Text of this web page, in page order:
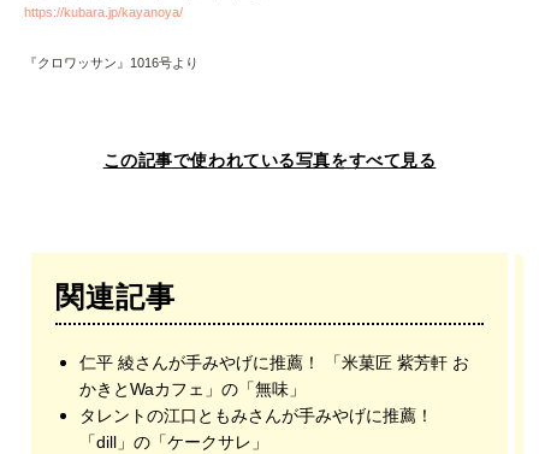
https://kubara.jp/kayanoya/
『クロワッサン』1016号より
この記事で使われている写真をすべて見る
関連記事
仁平 綾さんが手みやげに推薦！ 「米菓匠 紫芳軒 お
かきとWaカフェ」の「無味」
タレントの江口ともみさんが手みやげに推薦！
「dill」の「ケークサレ」